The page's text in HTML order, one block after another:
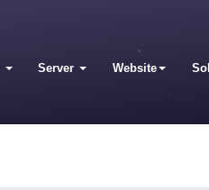
Server Website